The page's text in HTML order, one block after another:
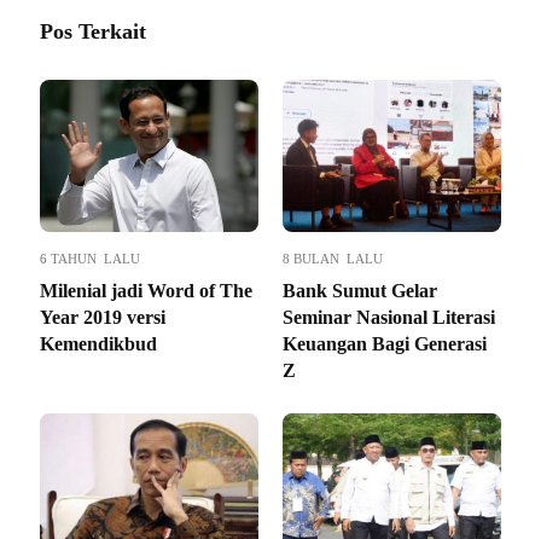
Pos Terkait
6 TAHUN LALU
Milenial jadi Word of The
Year 2019 versi
Kemendikbud
8 BULAN LALU
Bank Sumut Gelar
Seminar Nasional Literasi
Keuangan Bagi Generasi
Z